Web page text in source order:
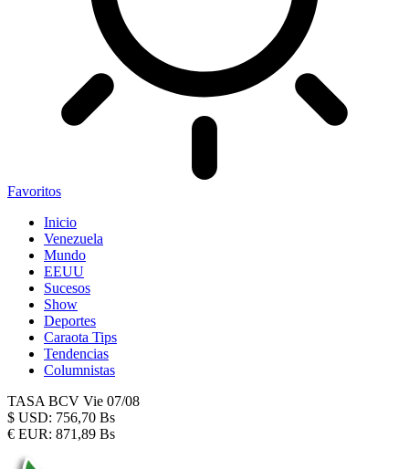
Favoritos
Inicio
Venezuela
Mundo
EEUU
Sucesos
Show
Deportes
Caraota Tips
Tendencias
Columnistas
TASA BCV Vie 07/08
$ USD: 756,70 Bs
€ EUR: 871,89 Bs